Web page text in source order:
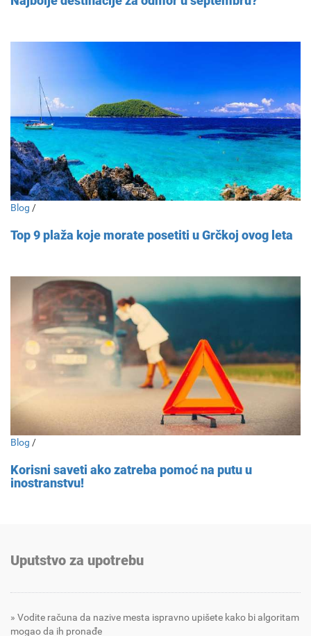
Blog /
Top 9 plaža koje morate posetiti u Grčkoj ovog leta
Blog /
Korisni saveti ako zatreba pomoć na putu u
inostranstvu!
Uputstvo za upotrebu
Vodite računa da nazive mesta ispravno upišete kako bi algoritam
mogao da ih pronađe